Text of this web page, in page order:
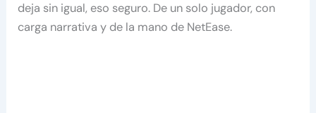
deja sin igual, eso seguro. De un solo jugador, con
carga narrativa y de la mano de NetEase.